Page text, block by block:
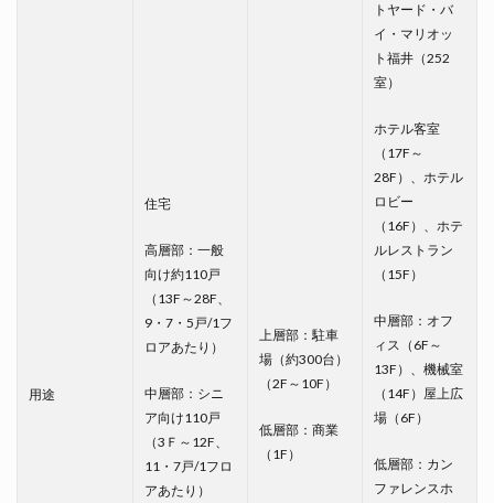
用途
住宅
高層部：一般
向け約110戸
（13F～28F、
9・7・5戸/1フ
ロアあたり）
中層部：シニ
ア向け110戸
（3Ｆ～12F、
11・7戸/1フロ
アあたり）
上層部：駐車
場（約300台）
（2F～10F）
低層部：商業
（1F）
トヤード・バ
イ・マリオッ
ト福井（252
室）
ホテル客室
（17F～
28F）、ホテル
ロビー
（16F）、ホテ
ルレストラン
（15F）
中層部：オフ
ィス（6F～
13F）、機械室
（14F）屋上広
場（6F）
低層部：カン
ファレンスホ